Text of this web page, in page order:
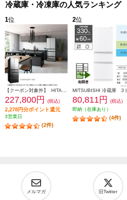
冷蔵庫・冷凍庫の人気ランキング
1位
227,800円 (税込)
2,278円分ポイント還元
3営業日
(2件)
2位
80,811円
(税込)
即納（在庫あり）
(4件)
メルマガ 旧Twitter